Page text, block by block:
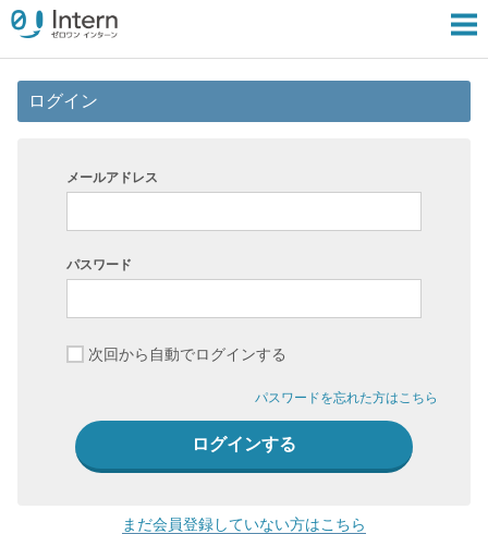
ログイン
メールアドレス
パスワード
次回から自動でログインする
パスワードを忘れた方はこちら
まだ会員登録していない方はこちら